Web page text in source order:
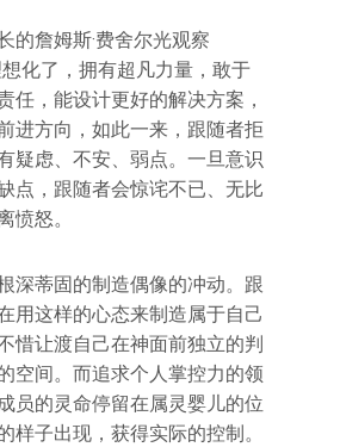
的詹姆斯·费舍尔光观察
化了，拥有超凡力量，敢于
任，能设计更好的解决方案，
进方向，如此一来，跟随者拒
疑虑、不安、弱点。一旦意识
点，跟随者会惊诧不已、无比
愤怒。
深蒂固的制造偶像的冲动。跟
用这样的心态来制造属于自己
惜让渡自己在神面前独立的判
空间。而追求个人掌控力的领
员的灵命停留在属灵婴儿的位
样子出现，获得实际的控制。